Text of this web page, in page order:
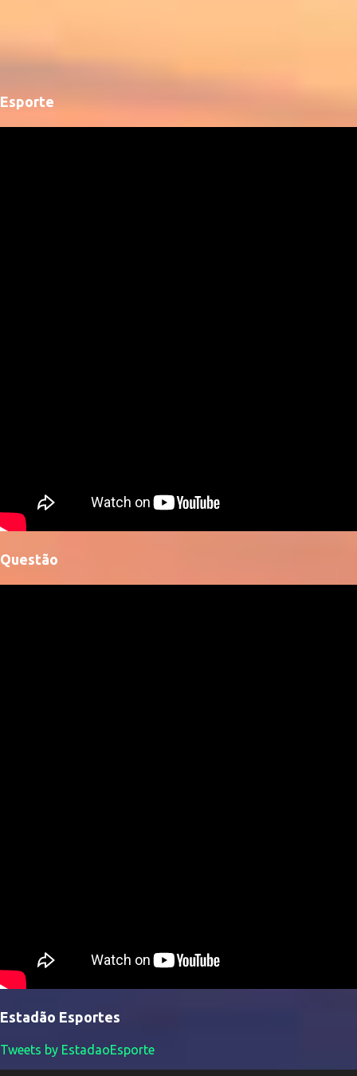
Esporte
Questão
Estadão Esportes
Tweets by EstadaoEsporte